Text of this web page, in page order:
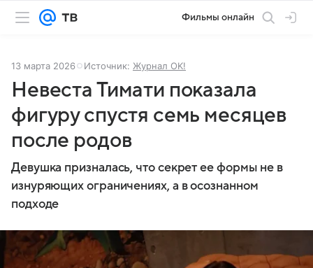
Фильмы онлайн
13 марта 2026 Источник: Журнал OK!
Невеста Тимати показала
фигуру спустя семь месяцев
после родов
Девушка призналась, что секрет ее формы не в
изнуряющих ограничениях, а в осознанном
подходе